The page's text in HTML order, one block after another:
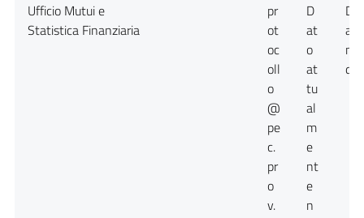
Ufficio Mutui e
Statistica Finanziaria
pr
ot
oc
oll
o
@
pe
c.
pr
o
v.
D
at
o
at
tu
al
m
e
nt
e
n